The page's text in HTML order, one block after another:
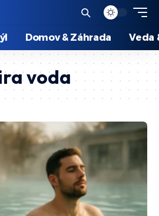
Domov & Záhrada Veda
voda